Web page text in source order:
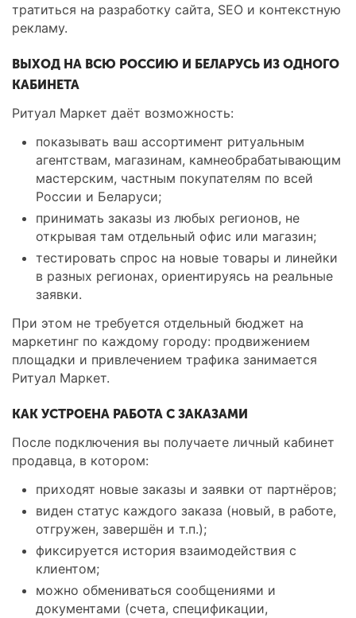
тратиться на разработку сайта, SEO и контекстную
рекламу.
ВЫХОД НА ВСЮ РОССИЮ И БЕЛАРУСЬ ИЗ ОДНОГО
КАБИНЕТА
Ритуал Маркет даёт возможность:
показывать ваш ассортимент ритуальным
агентствам, магазинам, камнеобрабатывающим
мастерским, частным покупателям по всей
России и Беларуси;
принимать заказы из любых регионов, не
открывая там отдельный офис или магазин;
тестировать спрос на новые товары и линейки
в разных регионах, ориентируясь на реальные
заявки.
При этом не требуется отдельный бюджет на
маркетинг по каждому городу: продвижением
площадки и привлечением трафика занимается
Ритуал Маркет.
КАК УСТРОЕНА РАБОТА С ЗАКАЗАМИ
После подключения вы получаете личный кабинет
продавца, в котором:
приходят новые заказы и заявки от партнёров;
виден статус каждого заказа (новый, в работе,
отгружен, завершён и т.п.);
фиксируется история взаимодействия с
клиентом;
можно обмениваться сообщениями и
документами (счета, спецификации,